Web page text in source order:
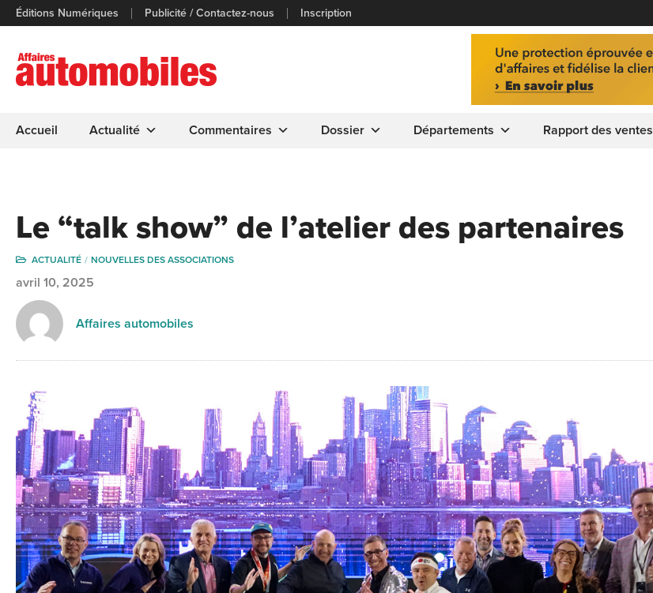
Éditions Numériques Publicité / Contactez-nous Inscription
Accueil Actualité Commentaires Dossier Départements Rapport des ventes
Le “talk show” de l’atelier des partenaires
ACTUALITÉ NOUVELLES DES ASSOCIATIONS
avril 10, 2025
Affaires automobiles